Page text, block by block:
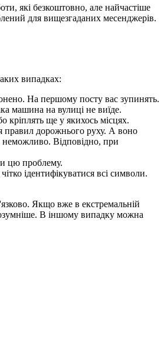
які безкоштовно, але найчастіше
для вищезгаданих месенджерів.
випадках:
На першому посту вас зупинять.
машина на вулиці не виїде.
кріплять ще у якихось місцях.
правил дорожнього руху. А воно
неможливо. Відповідно, при
цю проблему.
ідентифікуватися всі символи.
Якщо вже в екстремальній
В іншому випадку можна